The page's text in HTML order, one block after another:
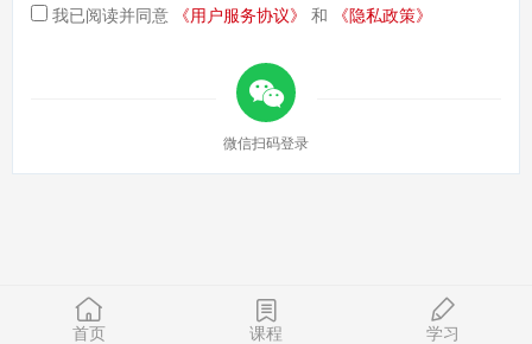
我已阅读并同意 《用户服务协议》 和 《隐私政策》
微信扫码登录
首页 课程 学习